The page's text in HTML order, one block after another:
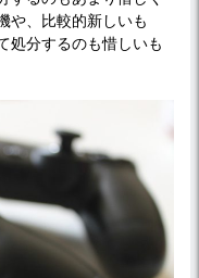
や、比較的新しいも
処分するのも惜しいも